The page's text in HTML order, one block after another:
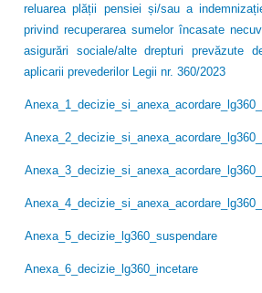
reluarea plății pensiei și/sau a
privind recuperarea sumelor încasate
asigurări sociale/alte drepturi prevăzute
aplicarii prevederilor Legii nr. 360/2023
Anexa_5_decizie_lg360_suspendare
Anexa_6_decizie_lg360_incetare